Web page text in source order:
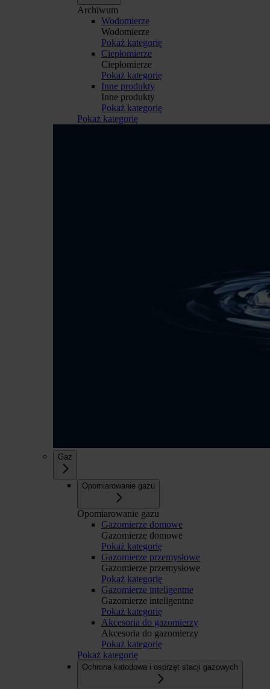
Archiwum
Wodomierze
Wodomierze
Pokaż kategorię
Ciepłomierze
Ciepłomierze
Pokaż kategorię
Inne produkty
Inne produkty
Pokaż kategorię
Pokaż kategorię
Gaz
Opomiarowanie gazu
Opomiarowanie gazu
Gazomierze domowe
Gazomierze domowe
Pokaż kategorię
Gazomierze przemysłowe
Gazomierze przemysłowe
Pokaż kategorię
Gazomierze inteligentne
Gazomierze inteligentne
Pokaż kategorię
Akcesoria do gazomierzy
Akcesoria do gazomierzy
Pokaż kategorię
Pokaż kategorię
Ochrona katodowa i osprzęt stacji gazowych